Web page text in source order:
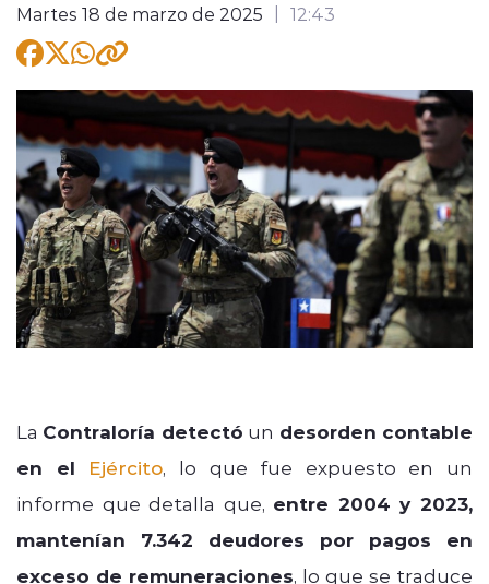
modo claro
Martes 18 de marzo de 2025 12:43
La Contraloría detectó un desorden contable
en el
Ejército, lo que fue expuesto en un
informe que detalla que, entre 2004 y 2023,
mantenían 7.342 deudores por pagos en
exceso de remuneraciones, lo que se traduce